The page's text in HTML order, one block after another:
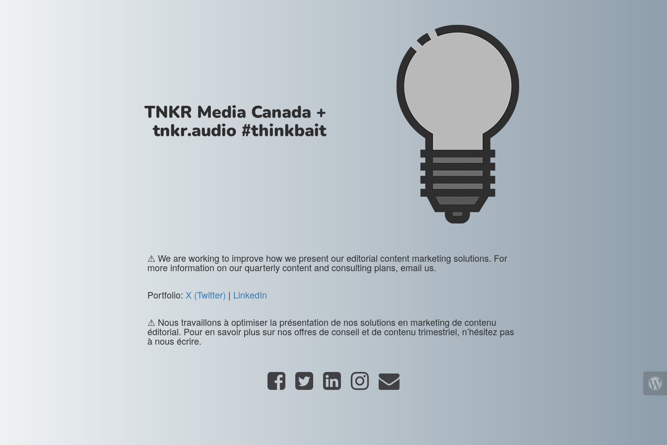
TNKR Media Canada +
tnkr.audio #thinkbait
⚠ We are working to improve how we present our editorial content marketing solutions. For
more information on our quarterly content and consulting plans, email us.
Portfolio: X (Twitter) | LinkedIn
⚠ Nous travaillons à optimiser la présentation de nos solutions en marketing de contenu
éditorial. Pour en savoir plus sur nos offres de conseil et de contenu trimestriel, n’hésitez pas
à nous écrire.